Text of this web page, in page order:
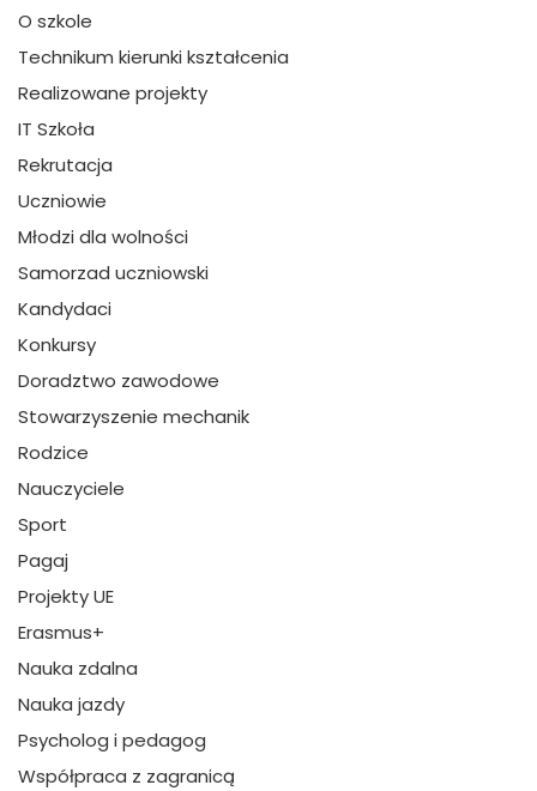
O szkole
Technikum kierunki kształcenia
Realizowane projekty
IT Szkoła
Rekrutacja
Uczniowie
Młodzi dla wolności
Samorzad uczniowski
Kandydaci
Konkursy
Doradztwo zawodowe
Stowarzyszenie mechanik
Rodzice
Nauczyciele
Sport
Pagaj
Projekty UE
Erasmus+
Nauka zdalna
Nauka jazdy
Psycholog i pedagog
Współpraca z zagranicą